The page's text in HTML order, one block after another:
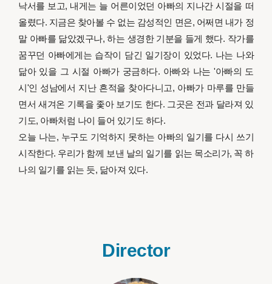
낙서를 보고, 내게는 늘 어른이었던 아빠의 지나간 시절을 떠
올렸다. 지금은 찾아볼 수 없는 감성적인 면은, 어쩌면 내가 정
말 아빠를 닮았겠구나, 하는 생경한 기분을 들게 했다. 작가를
꿈꾸던 아빠에게는 습작이 담긴 일기장이 있었다. 나는 나와
닮아 있을 그 시절 아빠가 궁금하다. 아빠와 나는 '아빠의 도
시'인 성남에서 지난 흔적을 찾아다니고, 아빠가 마루를 만들
면서 새겨온 기록을 좇아 보기도 한다. 그곳은 전과 달라져 있
기도, 아빠처럼 나이 들어 있기도 하다.
오늘 나는, 누구도 기억하지 못하는 아빠의 일기를 다시 쓰기
시작한다. 우리가 함께 보낸 날의 일기를 읽는 목소리가, 꼭 하
나의 일기를 읽는 듯, 닮아져 있다.
Director